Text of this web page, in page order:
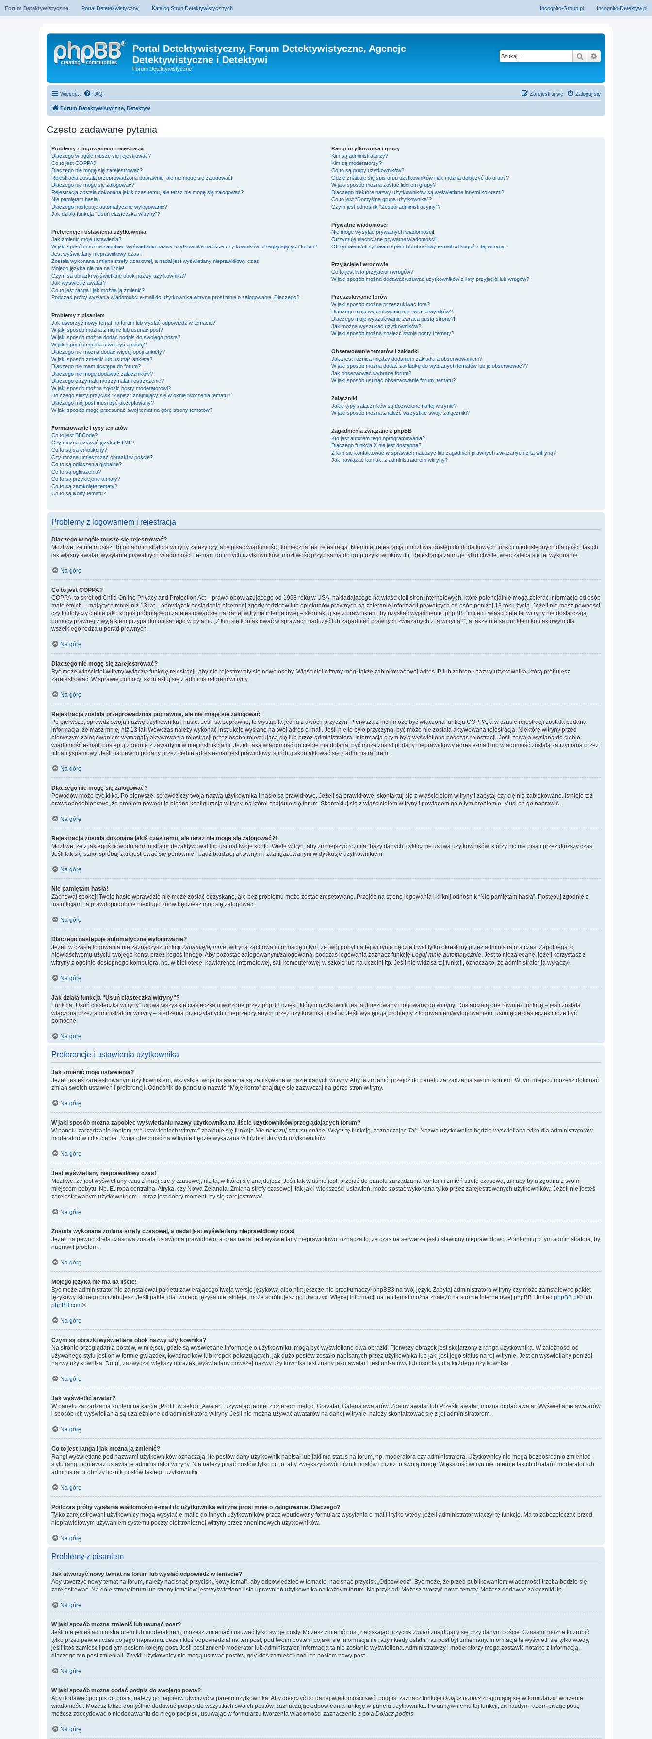
Forum Detektywistyczne Portal Detetekwistyczny Katalog Stron Detektywistycznych Incognito-Detektyw.pl
Incognito-Group.pl
Portal Detektywistyczny, Forum Detektywistyczne, Agencje
Detektywistyczne i Detektywi
Forum Detektywistyczne
Szukaj
Więcej… FAQ Zaloguj się
Zarejestruj się
Forum Detektywistyczne, Detektyw
Często zadawane pytania
Problemy z logowaniem i rejestracją
Dlaczego w ogóle muszę się rejestrować?
Co to jest COPPA?
Dlaczego nie mogę się zarejestrować?
Rejestracja została przeprowadzona poprawnie, ale nie mogę się zalogować!
Dlaczego nie mogę się zalogować?
Rejestracja została dokonana jakiś czas temu, ale teraz nie mogę się zalogować?!
Nie pamiętam hasła!
Dlaczego następuje automatyczne wylogowanie?
Jak działa funkcja “Usuń ciasteczka witryny”?
Preferencje i ustawienia użytkownika
Jak zmienić moje ustawienia?
W jaki sposób można zapobiec wyświetlaniu nazwy użytkownika na liście użytkowników przeglądających forum?
Jest wyświetlany nieprawidłowy czas!
Została wykonana zmiana strefy czasowej, a nadal jest wyświetlany nieprawidłowy czas!
Mojego języka nie ma na liście!
Czym są obrazki wyświetlane obok nazwy użytkownika?
Jak wyświetlić awatar?
Co to jest ranga i jak można ją zmienić?
Podczas próby wysłania wiadomości e-mail do użytkownika witryna prosi mnie o zalogowanie. Dlaczego?
Problemy z pisaniem
Jak utworzyć nowy temat na forum lub wysłać odpowiedź w temacie?
W jaki sposób można zmienić lub usunąć post?
W jaki sposób można dodać podpis do swojego posta?
W jaki sposób można utworzyć ankietę?
Dlaczego nie można dodać więcej opcji ankiety?
W jaki sposób zmienić lub usunąć ankietę?
Dlaczego nie mam dostępu do forum?
Dlaczego nie mogę dodawać załączników?
Dlaczego otrzymałem/otrzymałam ostrzeżenie?
W jaki sposób można zgłosić posty moderatorowi?
Do czego służy przycisk “Zapisz” znajdujący się w oknie tworzenia tematu?
Dlaczego mój post musi być akceptowany?
W jaki sposób mogę przesunąć swój temat na górę strony tematów?
Formatowanie i typy tematów
Co to jest BBCode?
Czy można używać języka HTML?
Co to są są emotikony?
Czy można umieszczać obrazki w poście?
Co to są ogłoszenia globalne?
Co to są ogłoszenia?
Co to są przyklejone tematy?
Co to są zamknięte tematy?
Co to są ikony tematu?
Rangi użytkownika i grupy
Kim są administratorzy?
Kim są moderatorzy?
Co to są grupy użytkowników?
Gdzie znajduje się spis grup użytkowników i jak można dołączyć do grupy?
W jaki sposób można zostać liderem grupy?
Dlaczego niektóre nazwy użytkowników są wyświetlane innymi kolorami?
Co to jest “Domyślna grupa użytkownika”?
Czym jest odnośnik “Zespół administracyjny”?
Prywatne wiadomości
Nie mogę wysyłać prywatnych wiadomości!
Otrzymuję niechciane prywatne wiadomości!
Otrzymałem/otrzymałam spam lub obraźliwy e-mail od kogoś z tej witryny!
Przyjaciele i wrogowie
Co to jest lista przyjaciół i wrogów?
W jaki sposób można dodawać/usuwać użytkowników z listy przyjaciół lub wrogów?
Przeszukiwanie forów
W jaki sposób można przeszukiwać fora?
Dlaczego moje wyszukiwanie nie zwraca wyników?
Dlaczego moje wyszukiwanie zwraca pustą stronę?!
Jak można wyszukać użytkowników?
W jaki sposób można znaleźć swoje posty i tematy?
Obserwowanie tematów i zakładki
Jaka jest różnica między dodaniem zakładki a obserwowaniem?
W jaki sposób można dodać zakładkę do wybranych tematów lub je obserwować??
Jak obserwować wybrane forum?
W jaki sposób usunąć obserwowanie forum, tematu?
Załączniki
Jakie typy załączników są dozwolone na tej witrynie?
W jaki sposób można znaleźć wszystkie swoje załączniki?
Zagadnienia związane z phpBB
Kto jest autorem tego oprogramowania?
Dlaczego funkcja X nie jest dostępna?
Z kim się kontaktować w sprawach nadużyć lub zagadnień prawnych związanych z tą witryną?
Jak nawiązać kontakt z administratorem witryny?
Problemy z logowaniem i rejestracją
Dlaczego w ogóle muszę się rejestrować?
Możliwe, że nie musisz. To od administratora witryny zależy czy, aby pisać wiadomości, konieczna jest rejestracja. Niemniej rejestracja umożliwia dostęp do dodatkowych funkcji niedostępnych dla gości, takich
jak własny awatar, wysyłanie prywatnych wiadomości i e-maili do innych użytkowników, możliwość przypisania do grup użytkowników itp. Rejestracja zajmuje tylko chwilę, więc zaleca się jej wykonanie.
Na górę
Co to jest COPPA?
COPPA, to skrót od Child Online Privacy and Protection Act – prawa obowiązującego od 1998 roku w USA, nakładającego na właścicieli stron internetowych, które potencjalnie mogą zbierać informacje od osób
małoletnich – mających mniej niż 13 lat – obowiązek posiadania pisemnej zgody rodziców lub opiekunów prawnych na zbieranie informacji prywatnych od osób poniżej 13 roku życia. Jeżeli nie masz pewności
czy to dotyczy ciebie jako kogoś próbującego zarejestrować się na danej witrynie internetowej – skontaktuj się z prawnikiem, by uzyskać wyjaśnienie. phpBB Limited i właściciele tej witryny nie dostarczają
pomocy prawnej z wyjątkiem przypadku opisanego w pytaniu „Z kim się kontaktować w sprawach nadużyć lub zagadnień prawnych związanych z tą witryną?”, a także nie są punktem kontaktowym dla
wszelkiego rodzaju porad prawnych.
Na górę
Dlaczego nie mogę się zarejestrować?
Być może właściciel witryny wyłączył funkcję rejestracji, aby nie rejestrowały się nowe osoby. Właściciel witryny mógł także zablokować twój adres IP lub zabronił nazwy użytkownika, którą próbujesz
zarejestrować. W sprawie pomocy, skontaktuj się z administratorem witryny.
Na górę
Rejestracja została przeprowadzona poprawnie, ale nie mogę się zalogować!
Po pierwsze, sprawdź swoją nazwę użytkownika i hasło. Jeśli są poprawne, to wystąpiła jedna z dwóch przyczyn. Pierwszą z nich może być włączona funkcja COPPA, a w czasie rejestracji została podana
informacja, że masz mniej niż 13 lat. Wówczas należy wykonać instrukcje wysłane na twój adres e-mail. Jeśli nie to było przyczyną, być może nie została aktywowana rejestracja. Niektóre witryny przed
pierwszym zalogowaniem wymagają aktywowania rejestracji przez osobę rejestrującą się lub przez administratora. Informacja o tym była wyświetlona podczas rejestracji. Jeśli została wysłana do ciebie
wiadomość e-mail, postępuj zgodnie z zawartymi w niej instrukcjami. Jeżeli taka wiadomość do ciebie nie dotarła, być może został podany nieprawidłowy adres e-mail lub wiadomość została zatrzymana przez
filtr antyspamowy. Jeśli na pewno podany przez ciebie adres e-mail jest prawidłowy, spróbuj skontaktować się z administratorem.
Na górę
Dlaczego nie mogę się zalogować?
Powodów może być kilka. Po pierwsze, sprawdź czy twoja nazwa użytkownika i hasło są prawidłowe. Jeżeli są prawidłowe, skontaktuj się z właścicielem witryny i zapytaj czy cię nie zablokowano. Istnieje też
prawdopodobieństwo, że problem powoduje błędna konfiguracja witryny, na której znajduje się forum. Skontaktuj się z właścicielem witryny i powiadom go o tym problemie. Musi on go naprawić.
Na górę
Rejestracja została dokonana jakiś czas temu, ale teraz nie mogę się zalogować?!
Możliwe, że z jakiegoś powodu administrator dezaktywował lub usunął twoje konto. Wiele witryn, aby zmniejszyć rozmiar bazy danych, cyklicznie usuwa użytkowników, którzy nic nie pisali przez dłuższy czas.
Jeśli tak się stało, spróbuj zarejestrować się ponownie i bądź bardziej aktywnym i zaangażowanym w dyskusje użytkownikiem.
Na górę
Nie pamiętam hasła!
Zachowaj spokój! Twoje hasło wprawdzie nie może zostać odzyskane, ale bez problemu może zostać zresetowane. Przejdź na stronę logowania i kliknij odnośnik “Nie pamiętam hasła”. Postępuj zgodnie z
instrukcjami, a prawdopodobnie niedługo znów będziesz móc się zalogować.
Na górę
Dlaczego następuje automatyczne wylogowanie?
Jeżeli w czasie logowania nie zaznaczysz funkcji Zapamiętaj mnie , witryna zachowa informację o tym, że twój pobyt na tej witrynie będzie trwał tylko określony przez administratora czas. Zapobiega to
niewłaściwemu użyciu twojego konta przez kogoś innego. Aby pozostać zalogowanym/zalogowaną, podczas logowania zaznacz funkcję Loguj mnie automatycznie . Jest to niezalecane, jeżeli korzystasz z
witryny z ogólnie dostępnego komputera, np. w bibliotece, kawiarence internetowej, sali komputerowej w szkole lub na uczelni itp. Jeśli nie widzisz tej funkcji, oznacza to, że administrator ją wyłączył.
Na górę
Jak działa funkcja “Usuń ciasteczka witryny”?
Funkcja “Usuń ciasteczka witryny” usuwa wszystkie ciasteczka utworzone przez phpBB dzięki, którym użytkownik jest autoryzowany i logowany do witryny. Dostarczają one również funkcję – jeśli została
włączona przez administratora witryny – śledzenia przeczytanych i nieprzeczytanych przez użytkownika postów. Jeśli występują problemy z logowaniem/wylogowaniem, usunięcie ciasteczek może być
pomocne.
Na górę
Preferencje i ustawienia użytkownika
Jak zmienić moje ustawienia?
Jeżeli jesteś zarejestrowanym użytkownikiem, wszystkie twoje ustawienia są zapisywane w bazie danych witryny. Aby je zmienić, przejdź do panelu zarządzania swoim kontem. W tym miejscu możesz dokonać
zmian swoich ustawień i preferencji. Odnośnik do panelu o nazwie “Moje konto” znajduje się zazwyczaj na górze stron witryny.
Na górę
W jaki sposób można zapobiec wyświetlaniu nazwy użytkownika na liście użytkowników przeglądających forum?
W panelu zarządzania kontem, w “Ustawieniach witryny” znajduje się funkcja Nie pokazuj statusu online . Włącz tę funkcję, zaznaczając Tak. Nazwa użytkownika będzie wyświetlana tylko dla administratorów,
moderatorów i dla ciebie. Twoja obecność na witrynie będzie wykazana w liczbie ukrytych użytkowników.
Na górę
Jest wyświetlany nieprawidłowy czas!
Możliwe, że jest wyświetlany czas z innej strefy czasowej, niż ta, w której się znajdujesz. Jeśli tak właśnie jest, przejdź do panelu zarządzania kontem i zmień strefę czasową, tak aby była zgodna z twoim
miejscem pobytu. Np. Europa centralna, Afryka, czy Nowa Zelandia. Zmiana strefy czasowej, tak jak i większości ustawień, może zostać wykonana tylko przez zarejestrowanych użytkowników. Jeżeli nie jesteś
zarejestrowanym użytkownikiem – teraz jest dobry moment, by się zarejestrować.
Na górę
Została wykonana zmiana strefy czasowej, a nadal jest wyświetlany nieprawidłowy czas!
Jeżeli na pewno strefa czasowa została ustawiona prawidłowo, a czas nadal jest wyświetlany nieprawidłowo, oznacza to, że czas na serwerze jest ustawiony nieprawidłowo. Poinformuj o tym administratora, by
naprawił problem.
Na górę
Mojego języka nie ma na liście!
Być może administrator nie zainstalował pakietu zawierającego twoją wersję językową albo nikt jeszcze nie przetłumaczył phpBB3 na twój język. Zapytaj administratora witryny czy może zainstalować pakiet
językowy, którego potrzebujesz. Jeśli pakiet dla twojego języka nie istnieje, może spróbujesz go utworzyć. Więcej informacji na ten temat można znaleźć na stronie internetowej phpBB Limited phpBB.pl® lub
phpBB.com®
Na górę
Czym są obrazki wyświetlane obok nazwy użytkownika?
Na stronie przeglądania postów, w miejscu, gdzie są wyświetlane informacje o użytkowniku, mogą być wyświetlane dwa obrazki. Pierwszy obrazek jest skojarzony z rangą użytkownika. W zależności od
używanego stylu jest on w formie gwiazdek, kwadracików lub kropek pokazujących, jak dużo postów zostało napisanych przez użytkownika lub jaki jest jego status na tej witrynie. Jest on wyświetlany poniżej
nazwy użytkownika. Drugi, zazwyczaj większy obrazek, wyświetlany powyżej nazwy użytkownika jest znany jako awatar i jest unikatowy lub osobisty dla każdego użytkownika.
Na górę
Jak wyświetlić awatar?
W panelu zarządzania kontem na karcie „Profil” w sekcji „Awatar”, używając jednej z czterech metod: Gravatar, Galeria awatarów, Zdalny awatar lub Prześlij awatar, można dodać awatar. Wyświetlanie awatarów
i sposób ich wyświetlania są uzależnione od administratora witryny. Jeśli nie można używać awatarów na danej witrynie, należy skontaktować się z jej administratorem.
Na górę
Co to jest ranga i jak można ją zmienić?
Rangi wyświetlane pod nazwami użytkowników oznaczają, ile postów dany użytkownik napisał lub jaki ma status na forum, np. moderatora czy administratora. Użytkownicy nie mogą bezpośrednio zmieniać
stylu rang, ponieważ ustawia je administrator witryny. Nie należy pisać postów tylko po to, aby zwiększyć swój licznik postów i przez to swoją rangę. Większość witryn nie toleruje takich działań i moderator lub
administrator obniży licznik postów takiego użytkownika.
Na górę
Podczas próby wysłania wiadomości e-mail do użytkownika witryna prosi mnie o zalogowanie. Dlaczego?
Tylko zarejestrowani użytkownicy mogą wysyłać e-maile do innych użytkowników przez wbudowany formularz wysyłania e-maili i tylko wtedy, jeżeli administrator włączył tę funkcję. Ma to zabezpieczać przed
nieprawidłowym używaniem systemu poczty elektronicznej witryny przez anonimowych użytkowników.
Na górę
Problemy z pisaniem
Jak utworzyć nowy temat na forum lub wysłać odpowiedź w temacie?
Aby utworzyć nowy temat na forum, należy nacisnąć przycisk „Nowy temat”, aby odpowiedzieć w temacie, nacisnąć przycisk „Odpowiedz”. Być może, że przed publikowaniem wiadomości trzeba będzie się
zarejestrować. Na dole strony forum lub strony tematów jest wyświetlana lista uprawnień użytkownika na każdym forum. Na przykład: Możesz tworzyć nowe tematy, Możesz dodawać załączniki itp.
Na górę
W jaki sposób można zmienić lub usunąć post?
Jeśli nie jesteś administratorem lub moderatorem, możesz zmieniać i usuwać tylko swoje posty. Możesz zmienić post, naciskając przycisk Zmień znajdujący się przy danym poście. Czasami można to zrobić
tylko przez pewien czas po jego napisaniu. Jeżeli ktoś odpowiedział na ten post, pod twoim postem pojawi się informacja ile razy i kiedy ostatni raz post był zmieniany. Informacja ta wyświetli się tylko wtedy,
jeśli ktoś zamieścił pod tym postem kolejny post. Jeśli post zmienił moderator lub administrator, informacja ta nie zostanie wyświetlona. Administratorzy i moderatorzy mogą zostawić notatkę z informacją,
dlaczego ten post zmieniali. Zwykli użytkownicy nie mogą usuwać postów, gdy ktoś zamieścił pod ich postem nowy post.
Na górę
W jaki sposób można dodać podpis do swojego posta?
Aby dodawać podpis do posta, należy go najpierw utworzyć w panelu użytkownika. Aby dołączyć do danej wiadomości swój podpis, zaznacz funkcję Dołącz podpis znajdującą się w formularzu tworzenia
wiadomości. Możesz także domyślnie dodawać podpis do wszystkich swoich postów, zaznaczając odpowiednią funkcję w panelu użytkownika. Po uaktywnieniu tej funkcji, za każdym razem pisząc post,
możesz zdecydować o niedodawaniu do niego podpisu, usuwając w formularzu tworzenia wiadomości zaznaczenie z pola Dołącz podpis
Na górę